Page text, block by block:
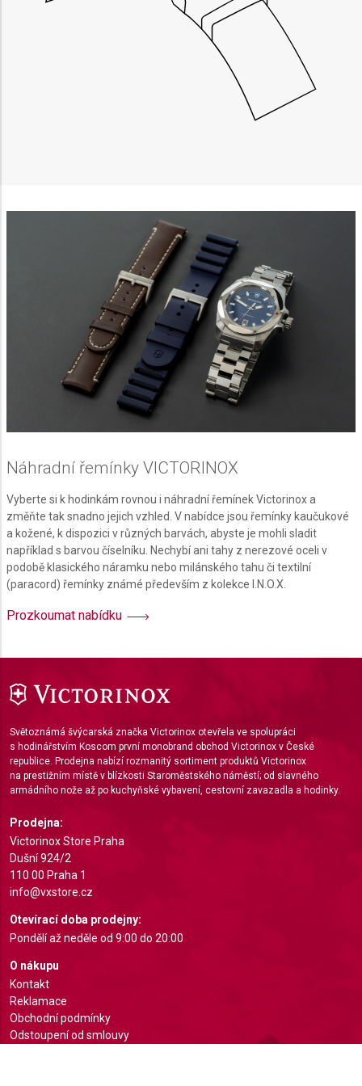
Náhradní řemínky VICTORINOX
Vyberte si k hodinkám rovnou i náhradní řemínek Victorinox a
změňte tak snadno jejich vzhled. V nabídce jsou řemínky kaučukové
a kožené, k dispozici v různých barvách, abyste je mohli sladit
například s barvou číselníku. Nechybí ani tahy z nerezové oceli v
podobě klasického náramku nebo milánského tahu či textilní
(paracord) řemínky známé především z kolekce I.N.O.X.
Prozkoumat nabídku
Světoznámá švýcarská značka Victorinox otevřela ve spolupráci
s hodinářstvím Koscom první monobrand obchod Victorinox v České
republice. Prodejna nabízí rozmanitý sortiment produktů Victorinox
na prestižním místě v blízkosti Staroměstského náměstí; od slavného
armádního nože až po kuchyňské vybavení, cestovní zavazadla a hodinky.
Prodejna:
Victorinox Store Praha
Dušní 924/2
110 00 Praha 1
info@vxstore.cz
Otevírací doba prodejny:
Pondělí až neděle od 9:00 do 20:00
O nákupu
Kontakt
Reklamace
Obchodní podmínky
Odstoupení od smlouvy